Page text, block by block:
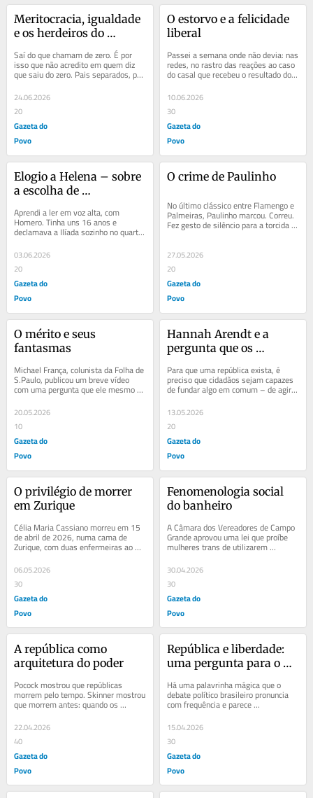
Meritocracia, igualdade
e os herdeiros do
Saí do que chamam de zero. É por
isso que não acredito em quem diz
que saiu do zero. Pais separados, pai
músico e alcoólatra, mãe sozinha,...
24.06.2026
20
Gazeta do
Povo
O estorvo e a felicidade
liberal
Passei a semana onde não devia: nas
redes, no rastro das reações ao caso
do casal que recebeu o resultado do
exame pré-natal – síndrome de
Down...
10.06.2026
30
Gazeta do
Povo
Elogio a Helena – sobre
a escolha de
Aprendi a ler em voz alta, com
Homero. Tinha uns 16 anos e
declamava a Ilíada sozinho no quarto,
sem entender metade. Gostava do
som antes de gostar...
03.06.2026
20
Gazeta do
Povo
O crime de Paulinho
No último clássico entre Flamengo e
Palmeiras, Paulinho marcou. Correu.
Fez gesto de silêncio para a torcida
adversária no Maracanã. Celebrou
27.05.2026
20
Gazeta do
Povo
O mérito e seus
fantasmas
Michael França, colunista da Folha de
S.Paulo, publicou um breve vídeo
com uma pergunta que ele mesmo
considera devastadora: quem tem
mais mérito...
20.05.2026
10
Gazeta do
Povo
Hannah Arendt e a
pergunta que os
esqueceram
Para que uma república exista, é
preciso que cidadãos sejam capazes
de fundar algo em comum – de agir
juntos para criar uma ordem que
antes não...
13.05.2026
20
Gazeta do
Povo
O privilégio de morrer
em Zurique
Célia Maria Cassiano morreu em 15
de abril de 2026, numa cama de
Zurique, com duas enfermeiras ao
lado e sem sentir dor. Tinha atrofia
muscular...
06.05.2026
30
Gazeta do
Povo
Fenomenologia social
do banheiro
A Câmara dos Vereadores de Campo
Grande aprovou uma lei que proíbe
mulheres trans de utilizarem
gerou confusão e...
30.04.2026
30
Gazeta do
Povo
A república como
arquitetura do poder
Pocock mostrou que repúblicas
morrem pelo tempo. Skinner mostrou
que morrem antes: quando os
cidadãos aceitam a dependência
como condição natural...
22.04.2026
40
Gazeta do
Povo
República e liberdade:
uma pergunta para o
Há uma palavrinha mágica que o
debate político brasileiro pronuncia
com frequência e parece
compreender com raridade: liberdade.
Invocada por...
15.04.2026
30
Gazeta do
Povo